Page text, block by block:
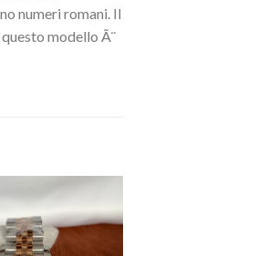
numeri romani. Il
modello Ã¨